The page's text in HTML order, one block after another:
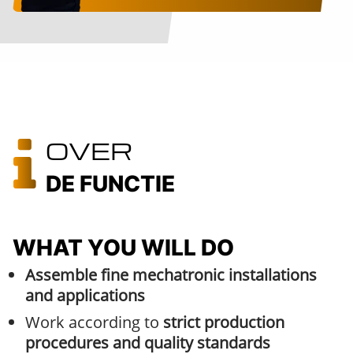
OVER
DE FUNCTIE
WHAT YOU WILL DO
Assemble fine mechatronic installations
and applications
Work according to strict production
procedures and quality standards